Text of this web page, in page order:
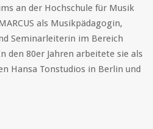
an der Hochschule für Musik
als Musikpädagogin,
Seminarleiterin im Bereich
den 80er Jahren arbeitete sie als
Hansa Tonstudios in Berlin und